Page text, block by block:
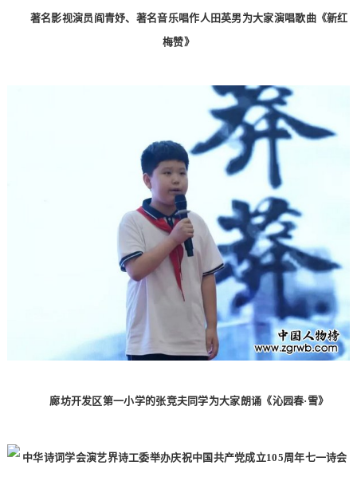
著名影视演员阎青妤、著名音乐唱作人田英男为大家演唱歌曲《新红
梅赞》
廊坊开发区第一小学的张竞夫同学为大家朗诵《沁园春·雪》